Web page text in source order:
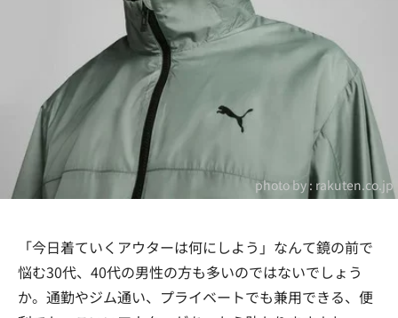
photo by : rakuten.co.jp
「今日着ていくアウターは何にしよう」なんて鏡の前で
悩む30代、40代の男性の方も多いのではないでしょう
か。通勤やジム通い、プライベートでも兼用できる、便